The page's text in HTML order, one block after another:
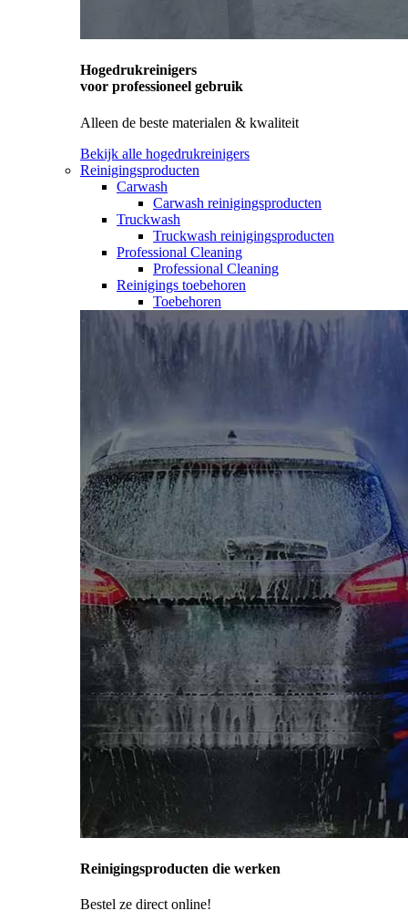
Hogedrukreinigers
voor professioneel gebruik
Alleen de beste materialen & kwaliteit
Bekijk alle hogedrukreinigers
Reinigingsproducten
Carwash
Carwash reinigingsproducten
Truckwash
Truckwash reinigingsproducten
Professional Cleaning
Professional Cleaning
Reinigings toebehoren
Toebehoren
Reinigingsproducten die werken
Bestel ze direct online!